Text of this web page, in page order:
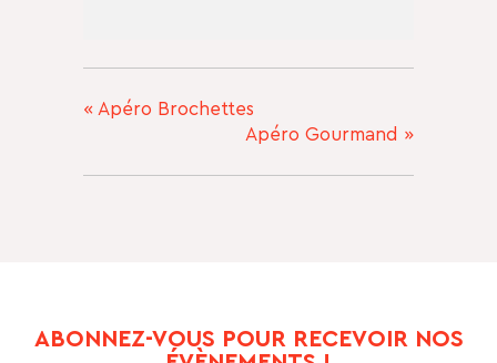
« Apéro Brochettes
Apéro Gourmand »
ABONNEZ-VOUS POUR RECEVOIR NOS